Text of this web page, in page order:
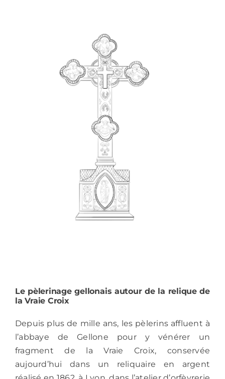
Le pèlerinage gellonais autour de la relique de
la Vraie Croix
Depuis plus de mille ans, les pèlerins affluent à
l’abbaye de Gellone pour y vénérer un
fragment de la Vraie Croix, conservée
aujourd’hui dans un reliquaire en argent